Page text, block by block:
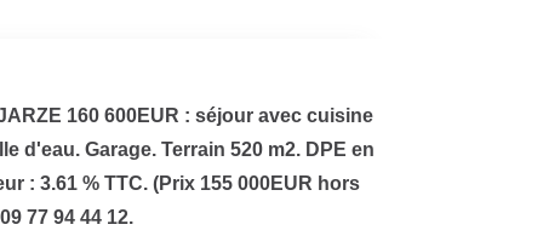
160 600EUR : séjour avec cuisine
d'eau. Garage. Terrain 520 m2. DPE en
: 3.61 % TTC. (Prix 155 000EUR hors
77 94 44 12.